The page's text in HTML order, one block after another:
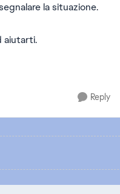
la situazione.
aiutarti.
Reply